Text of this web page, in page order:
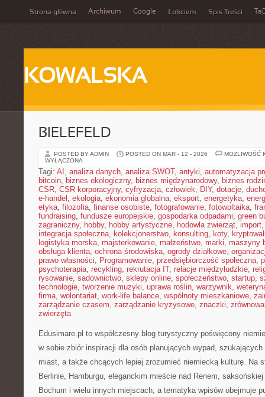
Strona główna Archiwum Google Łokciem Spis Treści
KOWALSKA
BIELEFELD
POSTED BY ADMIN POSTED ON MAR - 12 - 2026
MOŻLIWOŚĆ
WYŁĄCZONA
Tagi: AI , analiza danych, analiza SWOT, antyki, automatyzacja
bitcoin, biznes ekologiczny, biznes międzynarodowy, biznes
CSR, CSR korporacyjny, cyfryzacja, człowiek, DIY, dotacje,
e-handel , ekologia, ekonomia globalna, eksport, energetyka,
etyka, filozofia, finanse osobiste, fotografowanie, fotowoltaika,
fundraising, fundusze europejskie, gospodarka odpadami, green
zagraniczny, hobby, hobby artystyczne, hodowla zwierząt, import
integracja społeczna, kolekcjonerstwo, konsulting, koty,
logistyka morska, majsterkowanie, małżeństwo, marki, maszyny
obsługa klienta, ochrona środowiska, ogrody działkowe,
prawo własności, Programowanie, przedsiębiorczość społeczna,
psychoterapia, recykling, rekrutacja IT, relacje międzyludzkie,
rysowanie, sadownictwo, sklepy online, społeczeństwo, startup,
technologie, tworzenie muzyki, uprawa roślin, warzywnik,
firma, wolontariat, work-life balance, wspólnoty mieszkaniowe,
zarządzanie czasem, zarządzanie kryzysowe, znaczki,
zwierzęta
Edusimare.pl to współczesny blog turystyczny poświęcony
w sobie zbiór inspiracji dla osób planujących wypad,
miast, a także chcących lepiej zrozumieć niemiecką kulturę. Na
Berlinie, Hamburgu, eleganckim mieście nad Renem,
Bochum i wielu innych miejscach, a tematyka wpisów obejmuje